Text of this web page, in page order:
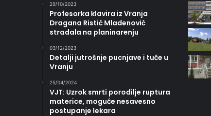
29/10/2023
Profesorka klavira iz Vranja
Dragana Ristić Mladenović
stradala na planinarenju
03/12/2023
Detalji jutrošnje pucnjave i tuče u
Vranju
25/04/2024
VJT: Uzrok smrti porodilje ruptura
materice, moguće nesavesno
postupanje lekara